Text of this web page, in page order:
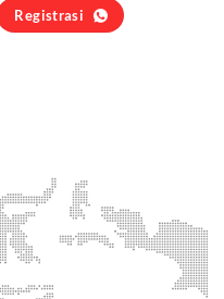
Registrasi